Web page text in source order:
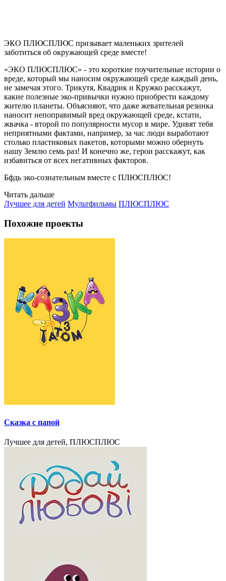
ЭКО ПЛЮСПЛЮС призывает маленьких зрителей
заботиться об окружающей среде вместе!
«ЭКО ПЛЮСПЛЮС» - это короткие поучительные истории о
вреде, который мы наносим окружающей среде каждый день,
не замечая этого. Трикутя, Квадрик и Кружко расскажут,
какие полезные эко-привычки нужно приобрести каждому
жителю планеты. Объясняют, что даже жевательная резинка
наносит непоправимый вред окружающей среде, кстати,
жвачка - второй по популярности мусор в мире. Удивят тебя
неприятными фактами, например, за час люди выработают
столько пластиковых пакетов, которыми можно обернуть
нашу Землю семь раз! И конечно же, герои расскажут, как
избавиться от всех негативных факторов.
Бфдь эко-сознательным вместе с ПЛЮСПЛЮС!
Читать дальше
Лучшее для детей Мультфильмы ПЛЮСПЛЮС
Похожие проекты
Сказка с папой
Лучшее для детей, ПЛЮСПЛЮС